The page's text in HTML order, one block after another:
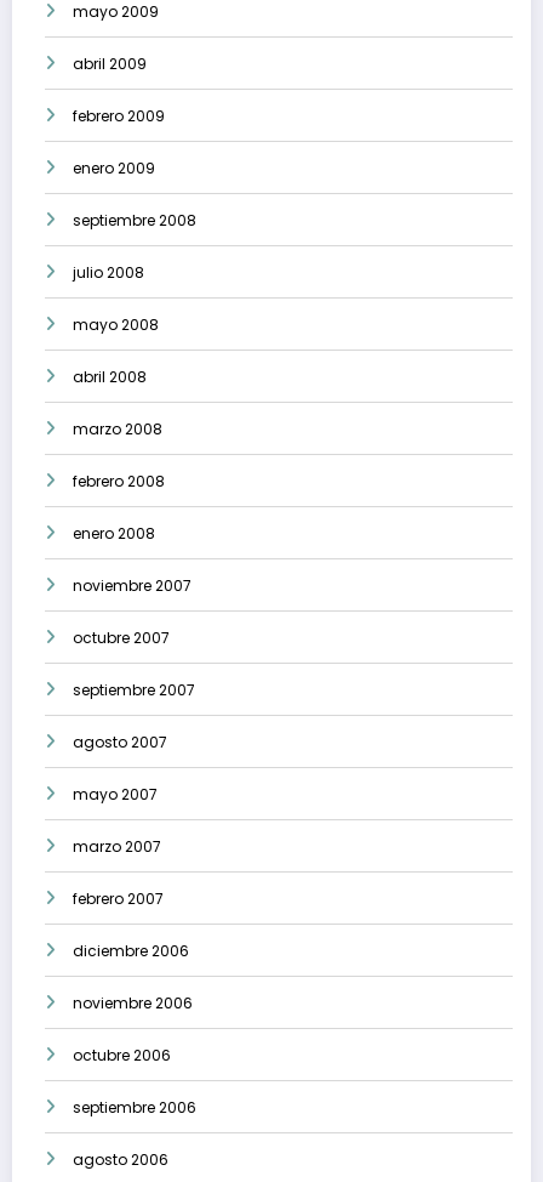
mayo 2009
abril 2009
febrero 2009
enero 2009
septiembre 2008
julio 2008
mayo 2008
abril 2008
marzo 2008
febrero 2008
enero 2008
noviembre 2007
octubre 2007
septiembre 2007
agosto 2007
mayo 2007
marzo 2007
febrero 2007
diciembre 2006
noviembre 2006
octubre 2006
septiembre 2006
agosto 2006